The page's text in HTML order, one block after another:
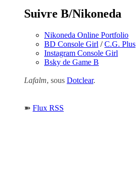
Suivre B/Nikoneda
Nikoneda Online Portfolio
BD Console Girl /C.G. Plus
Instagram Console Girl
Bsky de Game B
Lafalm, sous Dotclear.
➽ Flux RSS